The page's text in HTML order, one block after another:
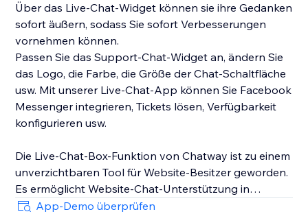
Über das Live-Chat-Widget können sie ihre Gedanken
sofort äußern, sodass Sie sofort Verbesserungen
vornehmen können.
Passen Sie das Support-Chat-Widget an, ändern Sie
das Logo, die Farbe, die Größe der Chat-Schaltfläche
usw. Mit unserer Live-Chat-App können Sie Facebook
Messenger integrieren, Tickets lösen, Verfügbarkeit
konfigurieren usw.
Die Live-Chat-Box-Funktion von Chatway ist zu einem
unverzichtbaren Tool für Website-Besitzer geworden.
Es ermöglicht Website-Chat-Unterstützung in
Echtzeit, personalisierte, effiziente Zusammenarbeit,
App-Demo überprüfen